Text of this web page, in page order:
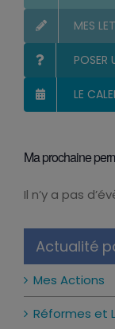
MES
POSER
LE
Ma prochaine
Notice
Il n’y a pas
Actualité
Mes Actions
Réformes et